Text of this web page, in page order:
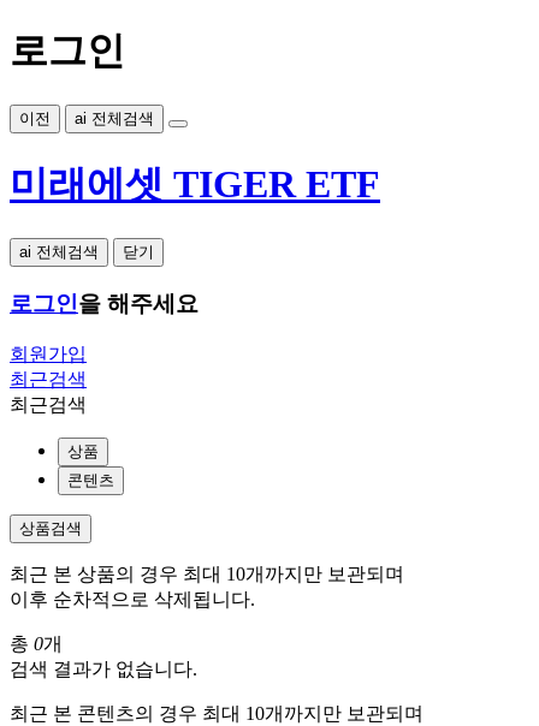
로그인
이전 ai 전체검색
미래에셋 TIGER ETF
ai 전체검색 닫기
로그인을 해주세요
회원가입
최근검색
최근검색
상품
콘텐츠
상품검색
최근 본 상품의 경우 최대 10개까지만 보관되며
이후 순차적으로 삭제됩니다.
총 0개
검색 결과가 없습니다.
최근 본 콘텐츠의 경우 최대 10개까지만 보관되며